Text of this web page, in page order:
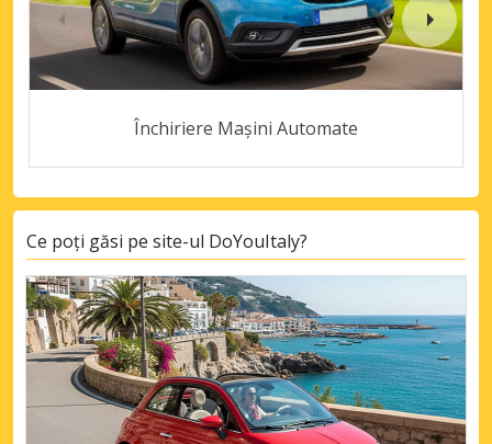
Închiriere Mașini Automate
Ce poți găsi pe site-ul DoYouItaly?